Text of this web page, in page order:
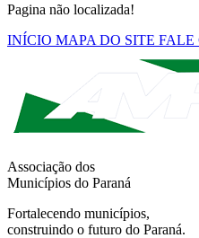
Pagina não localizada!
INÍCIO MAPA DO SITE FALE
Associação dos
Municípios do Paraná
Fortalecendo municípios,
construindo o futuro do Paraná.